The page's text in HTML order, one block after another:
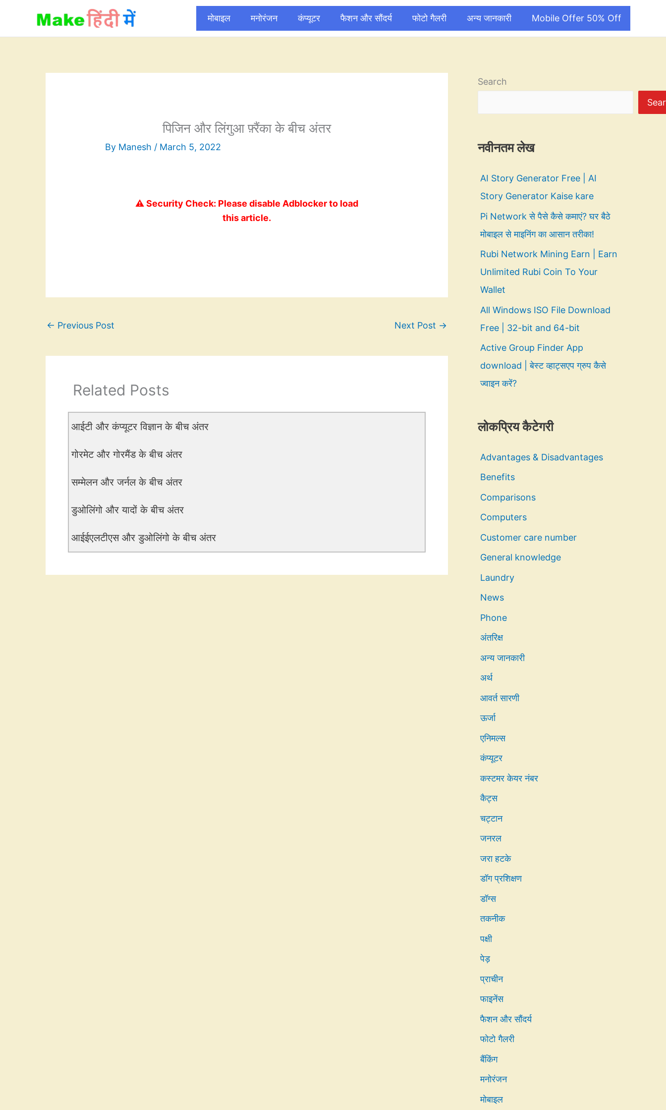
content
मोबाइल मनोरंजन कंप्यूटर फैशन और सौंदर्य फोटो गैलरी अन्य जानकारी Mobile Offer 50% Off
पिजिन और लिंगुआ फ़्रैंका के बीच अंतर
By Manesh / March 5, 2022
⚠️ Security Check: Please disable Adblocker to load
this article.
← Previous Post Next Post →
Related Posts
आईटी और कंप्यूटर विज्ञान के बीच अंतर
गोरमेट और गोरमैंड के बीच अंतर
सम्मेलन और जर्नल के बीच अंतर
डुओलिंगो और यादों के बीच अंतर
आईईएलटीएस और डुओलिंगो के बीच अंतर
Search
नवीनतम लेख
AI Story Generator Free | AI
Story Generator Kaise kare
Pi Network से पैसे कैसे कमाएं? घर बैठे
मोबाइल से माइनिंग का आसान तरीका!
Rubi Network Mining Earn | Earn
Unlimited Rubi Coin To Your
Wallet
All Windows ISO File Download
Free | 32-bit and 64-bit
Active Group Finder App
download | बेस्ट व्हाट्सएप ग्रुप कैसे
ज्वाइन करें?
लोकप्रिय कैटेगरी
Advantages & Disadvantages
Benefits
Comparisons
Computers
Customer care number
General knowledge
Laundry
News
Phone
अंतरिक्ष
अन्य जानकारी
अर्थ
आवर्त सारणी
ऊर्जा
एनिमल्स
कंप्यूटर
कस्टमर केयर नंबर
कैट्स
चट्टान
जनरल
जरा हटके
डॉग प्रशिक्षण
डॉग्स
तकनीक
पक्षी
पेड़
प्राचीन
फाइनेंस
फैशन और सौंदर्य
फोटो गैलरी
बैंकिंग
मनोरंजन
मोबाइल